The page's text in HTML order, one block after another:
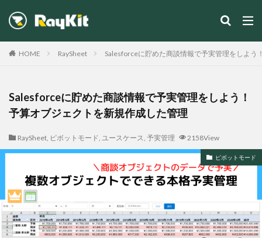
HOME RaySheet Salesforceに貯めた商談情報で予実管理をしよう
Salesforceに貯めた商談情報で予実管理をしよう！
予算オブジェクトを新規作成した管理
RaySheet, ピボットモード, ユースケース, 予実管理 2158View
ピボットモード
カテゴリー
検索